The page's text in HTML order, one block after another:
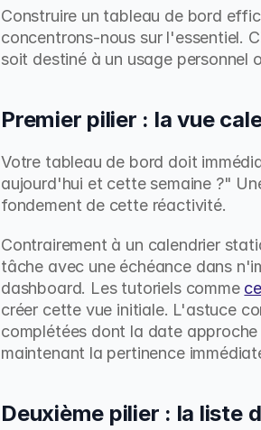
Construire un tableau de bord
concentrons-nous sur l'essentiel.
soit destiné à un usage personnel
Premier pilier : la vue
Votre tableau de bord doit
aujourd'hui et cette semaine ?"
fondement de cette réactivité.
Contrairement à un calendrier
tâche avec une échéance dans
dashboard. Les tutoriels comme
créer cette vue initiale. L'astuce
complétées dont la date
maintenant la pertinence
Deuxième pilier : la liste